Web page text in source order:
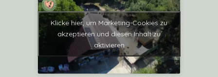
Klicke hier, um Marketing-Cookies zu
akzeptieren und diesen Inhalt zu
aktivieren